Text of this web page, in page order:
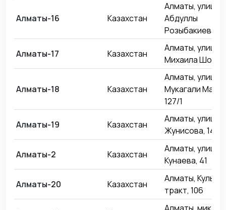
Алматы-16 Казахстан
Алматы, улица
Абдуллы
Розыбакиева,
Алматы-17 Казахстан
Алматы, улица
Михаила
Алматы-18 Казахстан
Алматы, улица
Мукагали
127/1
Алматы-19 Казахстан
Алматы, улица
Жунисова, 14/8
Алматы-2 Казахстан
Алматы, улица
Кунаева, 41
Алматы-20 Казахстан
Алматы,
тракт, 106